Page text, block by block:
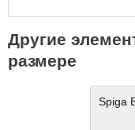
Другие
размере
Spiga